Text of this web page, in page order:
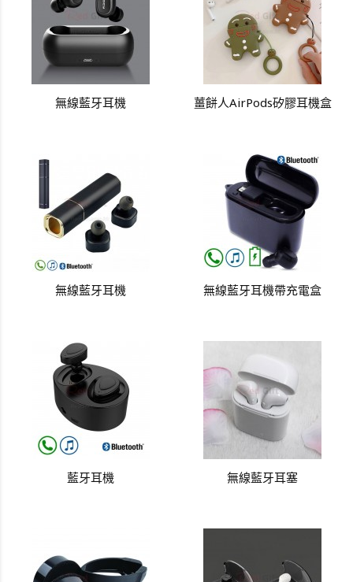
無線藍牙耳機 薑餅人AirPods矽膠耳機盒
無線藍牙耳機 無線藍牙耳機帶充電盒
藍牙耳機 無線藍牙耳塞